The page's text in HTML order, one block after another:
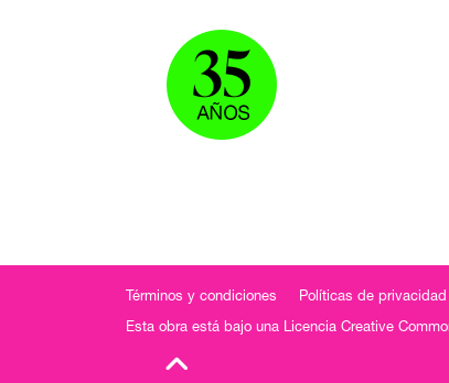
Términos y condiciones Políticas de privacidad
Esta obra está bajo una Licencia Creative